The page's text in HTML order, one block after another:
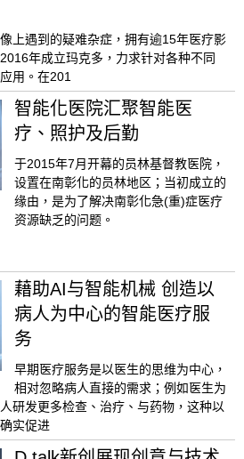
上遇到的疑难杂症，拥有逾15年医疗影
年成立玛克多，力求针对各种不同
用。在201
智能化医院汇聚智能医
疗、照护及后勤
于2015年7月开幕的员林基督教医院，
设置在南彰化的员林地区；当初成立的
缘由，是为了解决南彰化急(重)症医疗
资源缺乏的问题。
藉助AI与智能机械 创造以
病人为中心的智能医疗服
务
早期医疗服务是以医生的思维为中心，
相对忽略病人直接的需求；例如医生为
研发更多检查、治疗、与药物，这种以
实促进